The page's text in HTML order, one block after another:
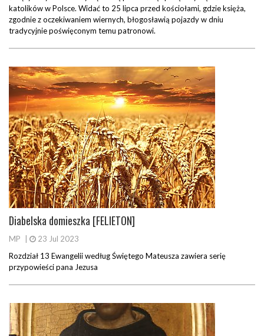
katolików w Polsce. Widać to 25 lipca przed kościołami, gdzie księża,
zgodnie z oczekiwaniem wiernych, błogosławią pojazdy w dniu
tradycyjnie poświęconym temu patronowi.
Diabelska domieszka [FELIETON]
MP
23 Jul 2023
Rozdział 13 Ewangelii według Świętego Mateusza zawiera serię
przypowieści pana Jezusa